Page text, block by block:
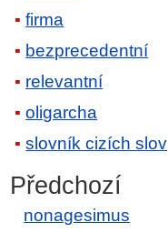
firma
bezprecedentní
relevantní
oligarcha
slovník cizích slov
Předchozí
nonagesimus